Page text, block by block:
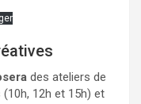
des ateliers de
12h et 15h) et